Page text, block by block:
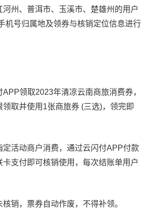
州、普洱市、玉溪市、楚雄州的用户
机号归属地及领券与核销定位信息进行
领取2023年清凉云南商旅消费券，
取并使用1张商旅券 (三选)，领完即
定活动商户消费，通过云闪付APP付款
支付即可核销使用，每次结账单用户
销，票券自动作废，不得补领。